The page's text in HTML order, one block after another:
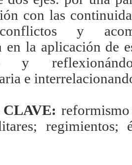
con las
y
en la aplicación de
y
e
: ref
regimientos;